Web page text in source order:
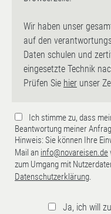
Wir haben unser
auf den
Daten schulen und
eingesetzte Technik
Prüfen Sie hier unser
Ich stimme zu, dass
Beantwortung meiner
Hinweis: Sie können Ihre
Mail an info@novareisen.de
zum Umgang mit
Datenschutzerklärung.
Ja, ich will